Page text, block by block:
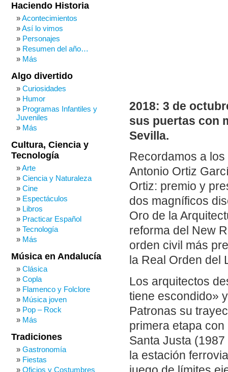
2018: 3 de
sus puertas con
Sevilla.
Recordamos a
Antonio Ortiz
Ortiz: premio y
dos magníficos
Oro de la
reforma del New
orden civil más
la Real Orden del
Los arquitectos
tiene escondido»
Patronas su
primera etapa
Santa Justa
la estación
Haciendo Historia
Acontecimientos
Así lo vimos
Personajes
Resumen del año…
Más
Algo divertido
Curiosidades
Humor
Programas Infantiles y
Juveniles
Más
Cultura, Ciencia y
Tecnología
Arte
Ciencia y Naturaleza
Cine
Espectáculos
Libros
Practicar Español
Tecnología
Más
Música en Andalucía
Clásica
Copla
Flamenco y Folclore
Música joven
Pop – Rock
Más
Tradiciones
Gastronomía
Fiestas
Oficios y Costumbres